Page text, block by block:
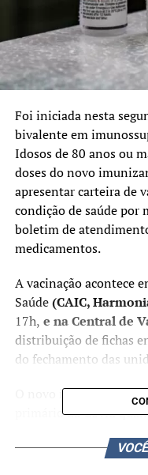
Foi iniciada nesta
bivalente em
Idosos de 80 anos ou
doses do novo
apresentar carteira de
condição de saúde por
boletim de
medicamentos.
A vacinação acontece
Saúde(CAIC,
17h, e na Central de
distribuição de fichas
do fechamento das
O novo imunizante
primário da Covid
intervalo de quatro